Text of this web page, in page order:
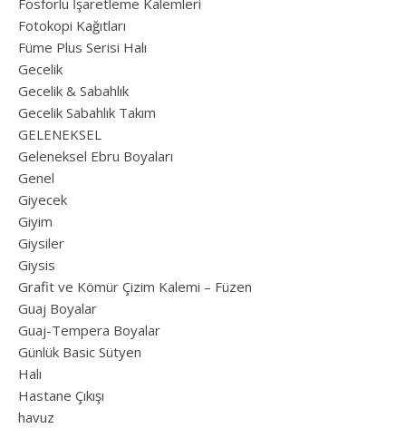
Fosforlu İşaretleme Kalemleri
Fotokopi Kağıtları
Füme Plus Serisi Halı
Gecelik
Gecelik & Sabahlık
Gecelik Sabahlık Takım
GELENEKSEL
Geleneksel Ebru Boyaları
Genel
Giyecek
Giyim
Giysiler
Giysis
Grafit ve Kömür Çizim Kalemi – Füzen
Guaj Boyalar
Guaj-Tempera Boyalar
Günlük Basic Sütyen
Halı
Hastane Çıkışı
havuz